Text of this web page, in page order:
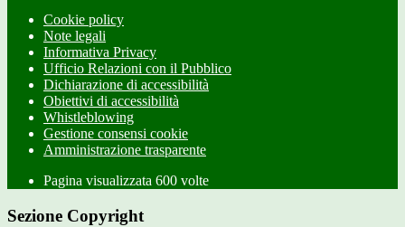
Cookie policy
Note legali
Informativa Privacy
Ufficio Relazioni con il Pubblico
Dichiarazione di accessibilità
Obiettivi di accessibilità
Whistleblowing
Gestione consensi cookie
Amministrazione trasparente
Pagina visualizzata 600 volte
Sezione Copyright